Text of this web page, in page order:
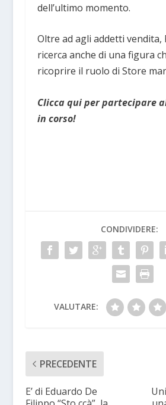
dell’ultimo momento.
Oltre ad agli addetti vendita,
ricerca anche di una figura
ricoprire il ruolo di Store
Clicca qui per partecipare
in corso!
CONDIVIDERE:
VALUTARE:
PRECEDENTE
E’ di Eduardo De